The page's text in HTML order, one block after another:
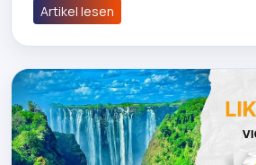
Artikel lesen